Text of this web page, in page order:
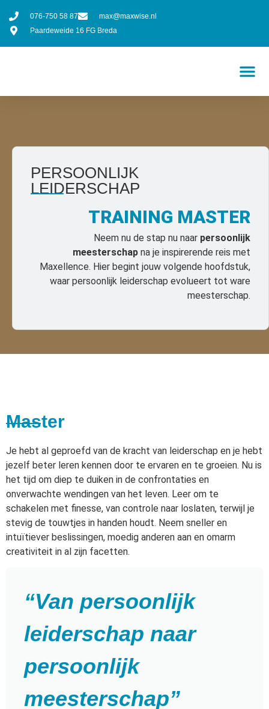
076-750 58 87
max@maxwise.nl
Paardeweide 16 FG Breda
PERSOONLIJK
LEIDERSCHAP
TRAINING MASTER
Neem nu de stap nu naar persoonlijk
meesterschap na je inspirerende reis met
Maxellence. Hier begint jouw volgende hoofdstuk,
waar persoonlijk leiderschap evolueert tot ware
meesterschap.
Master
Je hebt al geproefd van de kracht van leiderschap en je hebt
jezelf beter leren kennen door te ervaren en te groeien. Nu is
het tijd om diep te duiken in de confrontaties en
onverwachte wendingen van het leven. Leer om te
schakelen met finesse, van controle naar loslaten, terwijl je
stevig de touwtjes in handen houdt. Neem sneller en
intuïtiever beslissingen, moedig anderen aan en omarm
creativiteit in al zijn facetten.
“Van persoonlijk
leiderschap naar
persoonlijk
meesterschap”